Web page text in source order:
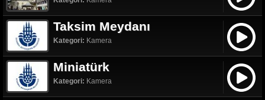
Taksim Meydanı
Kategori: Kamera
Miniatürk
Kategori: Kamera